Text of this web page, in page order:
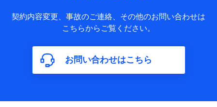
約に関する情報。例として、保険契約者及び被保険者の氏
名、住所、生年月日、性別、保険契約者と被保険者の関係、
保険加入の目的、保険商品の内容、保険料、保険料のお支払
年数などの情報、ペットの種類や年齢などの情報などが含ま
れます。
【共同して利用する者の範囲】
株式会社NTTドコモ
契約内容変更、事故のご連絡、その他のお問い合わせは
こちらからご覧ください。
お問い合わせはこちら